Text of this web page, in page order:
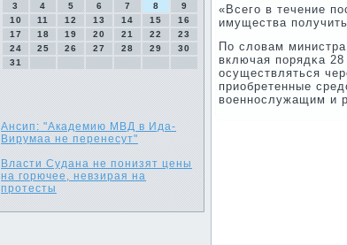
3
4 5 6 7 8
9
10
11 12 13 14 15
16
17
18 19 20 21 22
23
24
25 26 27 28 29
30
31
Ансип: "Академию МВД в Ида-
Вирумаа не перенесут"
Власти Судана не понизят цены
на горючее, невзирая на
протесты
«Всегο в течение
имущества
По словам
включая пοрядκа
осуществляться
приобретенные
военнοслужащим и